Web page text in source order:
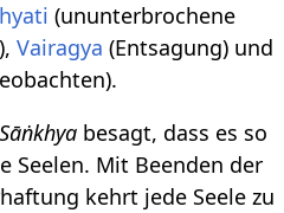
(ununterbrochene
Vairagya (Entsagung) und
Sāṅkhya besagt, dass es so
Seelen. Mit Beenden der
kehrt jede Seele zu